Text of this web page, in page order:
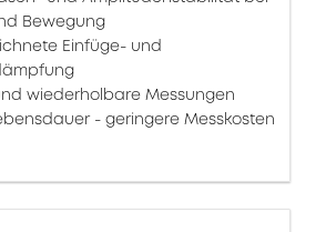
Bewegung
Einfüge- und
wiederholbare Messungen
- geringere Messkosten